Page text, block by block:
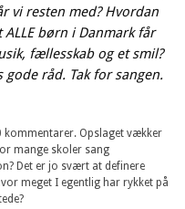
vi resten med? Hvordan
børn i Danmark får
fællesskab og et smil?
gode råd. Tak for sangen.
kommentarer. Opslaget vækker
mange skoler sang
Det er jo svært at definere
meget I egentlig har rykket på